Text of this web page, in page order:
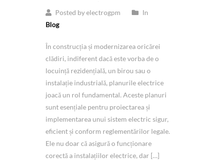
Posted by electrogpm
In
Blog
În construcția și modernizarea oricărei
clădiri, indiferent dacă este vorba de o
locuință rezidențială, un birou sau o
instalație industrială, planurile electrice
joacă un rol fundamental. Aceste planuri
sunt esențiale pentru proiectarea și
implementarea unui sistem electric sigur,
eficient și conform reglementărilor legale.
Ele nu doar că asigură o funcționare
corectă a instalațiilor electrice, dar […]